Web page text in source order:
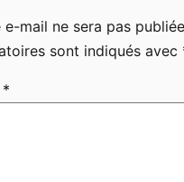
mail ne sera pas
sont indiqués avec
*